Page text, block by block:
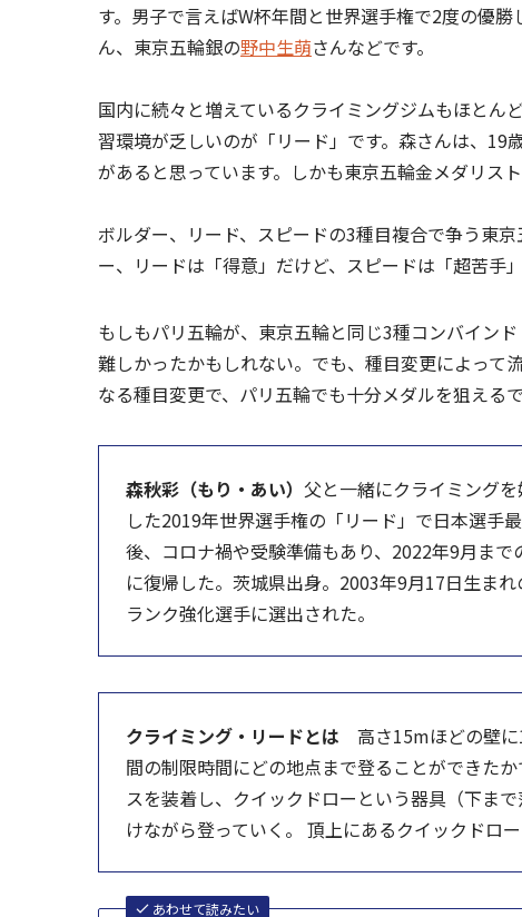
す。男子で言えばW杯年間と世界選手権で2度の優勝
ん、東京五輪銀の野中生萌さんなどです。
国内に続々と増えているクライミングジムもほとん
習環境が乏しいのが「リード」です。森さんは、
があると思っています。しかも東京五輪金メダリスト
ボルダー、リード、スピードの3種目複合で争う東
ー、リードは「得意」だけど、スピードは「超苦手」
もしもパリ五輪が、東京五輪と同じ3種コンバイン
難しかったかもしれない。でも、種目変更によって
なる種目変更で、パリ五輪でも十分メダルを狙えるで
森秋彩（もり・あい） 父と一緒にクライミング
した2019年世界選手権の「リード」で日本選手
後、コロナ禍や受験準備もあり、2022年9月ま
に復帰した。茨城県出身。2003年9月17日生ま
ランク強化選手に選出された。
クライミング・リードとは 高さ15mほどの壁に
間の制限時間にどの地点まで登ることができた
スを装着し、クイックドローという器具（下ま
けながら登っていく。 頂上にあるクイックドロ
あわせて読みたい